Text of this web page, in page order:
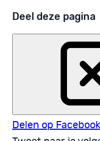
Deel deze pagina
Delen op Facebook